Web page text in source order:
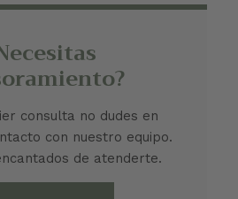
consulta no dudes en
con nuestro equipo.
de atenderte.